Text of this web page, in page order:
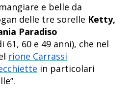
e belle da
delle tre sorelle Ketty,
Paradiso
60 e 49 anni), che nel
rione Carrassi
in particolari